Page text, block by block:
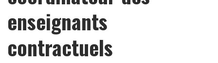
enseignants
contractuels